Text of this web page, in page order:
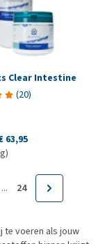
Clear Intestine
(20)
63,95
... 24
te voeren als jouw